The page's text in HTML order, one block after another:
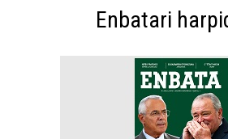
Enbatari